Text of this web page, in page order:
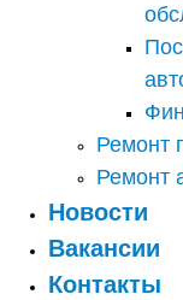
Ремонт
Ремонт
Новости
Вакансии
Контакты